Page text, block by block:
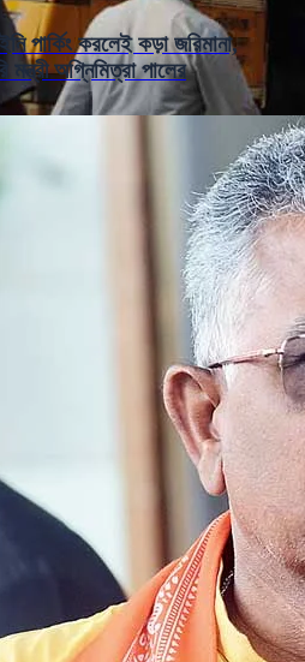
পার্কিং করলেই কড়া জরিমানা,
মন্ত্রী অগ্নিমিত্রা পালের